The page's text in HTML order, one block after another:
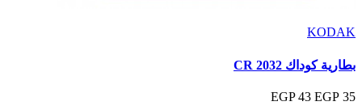
KODAK
بطارية كوداك CR 2032
35 EGP
43 EGP